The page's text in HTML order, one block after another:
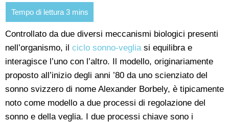
Controllato da due diversi meccanismi biologici presenti
nell’organismo, il ciclo sonno-vegliasi equilibra e
interagisce l’uno con l’altro. Il modello, originariamente
proposto all’inizio degli anni ’80 da uno scienziato del
sonno svizzero di nome Alexander Borbely, è tipicamente
noto come modello a due processi di regolazione del
sonno e della veglia. I due processi chiave sono i